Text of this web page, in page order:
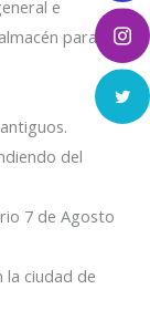
e
para
del
7 de Agosto
ciudad de